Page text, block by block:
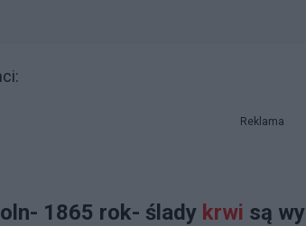
Reklama
1865 rok- ślady krwi są